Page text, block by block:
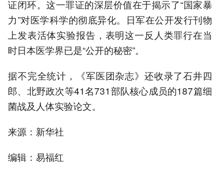
证闭环。这一罪证的深层价值在于揭示了“国家暴
力”对医学科学的彻底异化。日军在公开发行刊物
上发表活体实验报告，表明这一反人类罪行在当
时日本医学界已是“公开的秘密”。
据不完全统计，《军医团杂志》还收录了石井四
郎、北野政次等41名731部队核心成员的187篇细
菌战及人体实验论文。
来源：新华社
编辑：易福红